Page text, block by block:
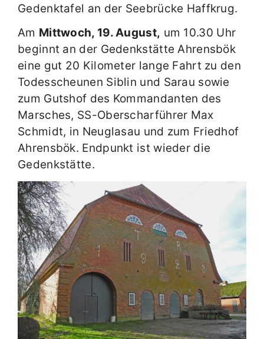
Gedenktafel an der Seebrücke Haffkrug.
Am Mittwoch, 19. August, um 10.30 Uhr
beginnt an der Gedenkstätte Ahrensbök
eine gut 20 Kilometer lange Fahrt zu den
Todesscheunen Siblin und Sarau sowie
zum Gutshof des Kommandanten des
Marsches, SS-Oberscharführer Max
Schmidt, in Neuglasau und zum Friedhof
Ahrensbök. Endpunkt ist wieder die
Gedenkstätte.